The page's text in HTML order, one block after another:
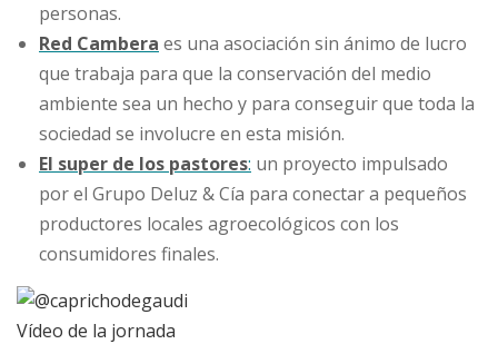
personas.
Red Cambera es una asociación sin ánimo de lucro
que trabaja para que la conservación del medio
ambiente sea un hecho y para conseguir que toda la
sociedad se involucre en esta misión.
El super de los pastores: un proyecto impulsado
por el Grupo Deluz & Cía para conectar a pequeños
productores locales agroecológicos con los
consumidores finales.
Vídeo de la jornada